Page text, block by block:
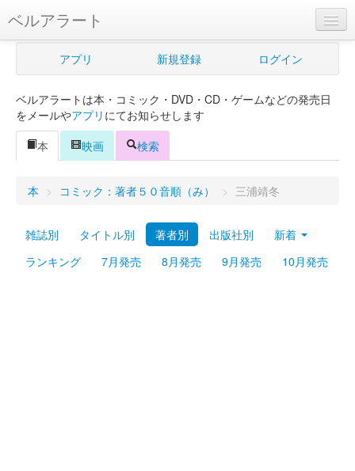
ベルアラート
ベルアラートとは
新規登録
ログイン
Myシェルフ
プレミアム
アプリ 新規登録 ログイン
ベルアラートは本・コミック・DVD・CD・ゲームなどの発売日
をメールやアプリ にてお知らせします
本
映画 検索
本 > コミック：著者５０音順（み） > 三浦靖冬
雑誌別 タイトル別 著者別 出版社別
新着
ランキング
7月発売 8月発売 9月発売 10月発売